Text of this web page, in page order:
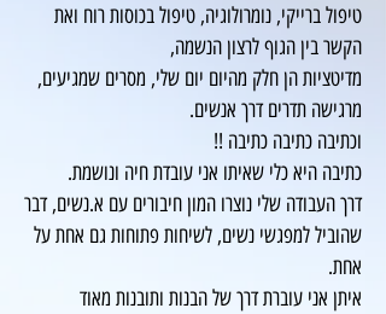
טיפול ברייקי, נומרולוגיה, טיפול בכוסות רוח ואת
הקשר בין הגוף לרצון הנשמה,
מדיטציות הן חלק מהיום יום שלי, מסרים שמגיעים,
מרגישה תדרים דרך אנשים.
וכתיבה כתיבה כתיבה !!
כתיבה היא כלי שאיתו אני עובדת חיה ונושמת.
דרך העבודה שלי נוצרו המון חיבורים עם א.נשים, דבר
שהוביל למפגשי נשים, לשיחות פתוחות גם אחת על
אחת.
איתן אני עוברת דרך של הבנות ותובנות מאוד